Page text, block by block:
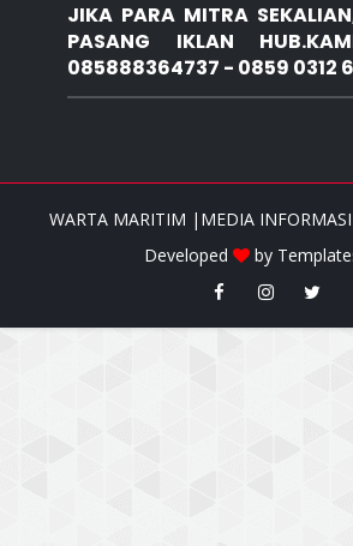
JIKA PARA MITRA
PASANG IKLAN
085888364737 - 0859 0312
WARTA MARITIM |MEDIA
Developed
by